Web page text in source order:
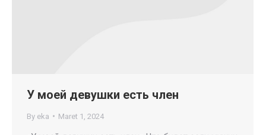
У моей девушки есть член
By eka Maret 1, 2024